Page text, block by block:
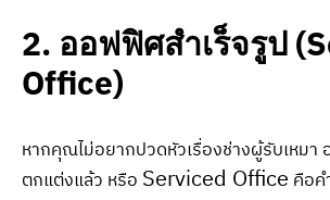
2. ออฟฟิศสำเร็จรูป
Office)
หากคุณไม่อยากปวดหัวเรื่องช่างผู้รับเหมา
ตกแต่งแล้ว หรือ Serviced Office คือ